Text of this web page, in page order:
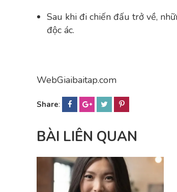
Sau khi đi chiến đấu trở về,
độc ác.
WebGiaibaitap.com
Share:
BÀI LIÊN QUAN